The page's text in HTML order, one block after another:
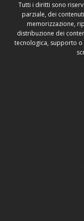
Tutti i diritti sono
parziale, dei
memorizzazione,
distribuzione dei
tecnologica, supporto o